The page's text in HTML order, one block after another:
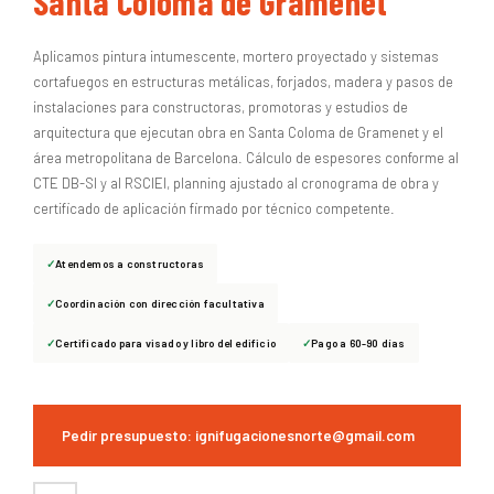
Aplicamos pintura intumescente, mortero proyectado y sistemas
cortafuegos en estructuras metálicas, forjados, madera y pasos de
instalaciones para constructoras, promotoras y estudios de
arquitectura que ejecutan obra en Santa Coloma de Gramenet y el
área metropolitana de Barcelona. Cálculo de espesores conforme al
CTE DB-SI y al RSCIEI, planning ajustado al cronograma de obra y
certificado de aplicación firmado por técnico competente.
Atendemos a constructoras
Coordinación con dirección facultativa
Certificado para visado y libro del edificio Pago a 60-90 días
Pedir presupuesto: ignifugacionesnorte@gmail.com